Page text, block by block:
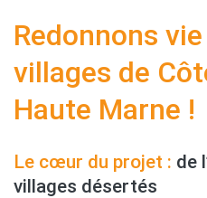
Redonnons
villages de
Haute Marne !
Le cœur du projet : de
villages désertés